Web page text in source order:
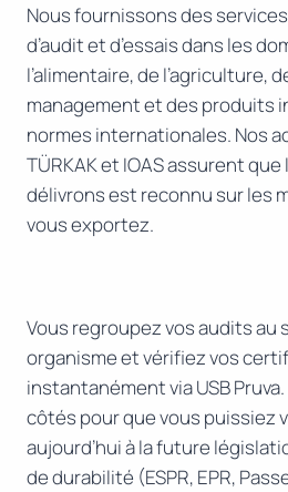
Nous fournissons des
d’audit et d’essais dans les
l’alimentaire, de l’agriculture,
management et des produits
normes internationales. Nos
TÜRKAK et IOAS assurent
délivrons est reconnu sur les
vous exportez.
Vous regroupez vos audits au
organisme et vérifiez vos
instantanément via USB
côtés pour que vous puissiez
aujourd’hui à la future
de durabilité (ESPR, EPR,